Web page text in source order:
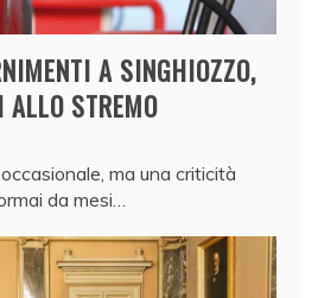
A SINGHIOZZO,
STREMO
ma una criticità
da mesi…